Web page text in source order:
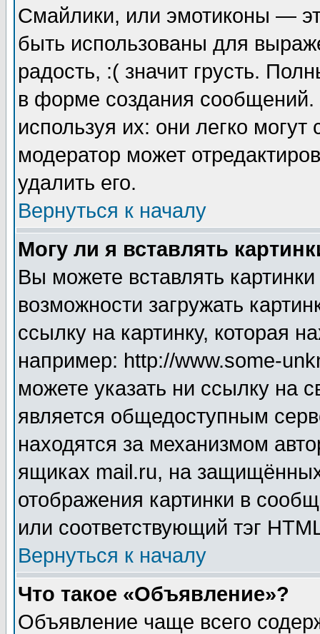
Смайлики, или эмотиконы —
быть использованы для
радость, :( значит грусть.
в форме создания сообщений.
используя их: они легко
модератор может
удалить его.
Вернуться к началу
Могу ли я вставлять
Вы можете вставлять
возможности загружать
ссылку на картинку, которая
например: http://www.some-
можете указать ни ссылку на
является общедоступным
находятся за механизмом
ящиках mail.ru, на
отображения картинки в
или соответствующий тэг
Вернуться к началу
Что такое «Объявление»?
Объявление чаще всего